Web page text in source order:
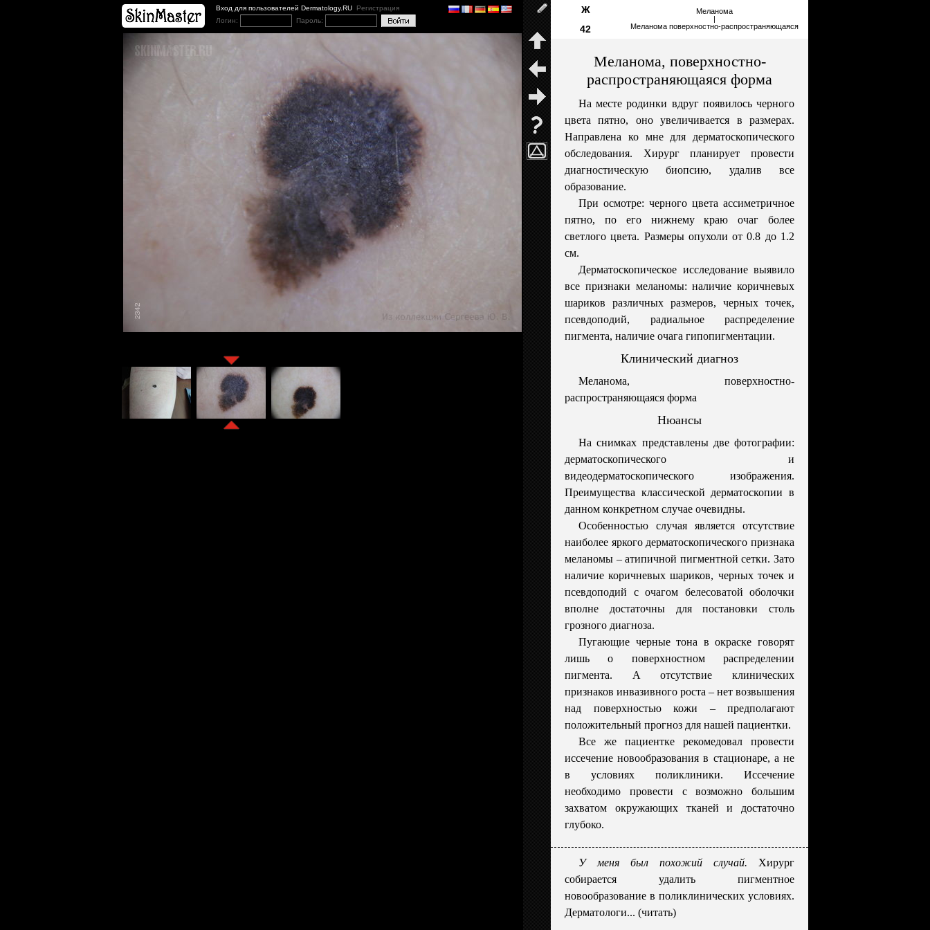
Вход для пользователей Dermatology.RU Регистрация
Логин:
Пароль:
Ж
42
Меланома
|
Меланома поверхностно-распространяющаяся
Меланома, поверхностно-
распространяющаяся форма
На месте родинки вдруг появилось черного
цвета пятно, оно увеличивается в размерах.
Направлена ко мне для дерматоскопического
обследования. Хирург планирует провести
диагностическую биопсию, удалив все
образование.
При осмотре: черного цвета ассиметричное
пятно, по его нижнему краю очаг более
светлого цвета. Размеры опухоли от 0.8 до 1.2
см.
Дерматоскопическое исследование выявило
все признаки меланомы: наличие коричневых
шариков различных размеров, черных точек,
псевдоподий, радиальное распределение
пигмента, наличие очага гипопигментации.
Клинический диагноз
Меланома, поверхностно-
распространяющаяся форма
Нюансы
На снимках представлены две фотографии:
дерматоскопического и
видеодерматоскопического изображения.
Преимущества классической дерматоскопии в
данном конкретном случае очевидны.
Особенностью случая является отсутствие
наиболее яркого дерматоскопического признака
меланомы – атипичной пигментной сетки. Зато
наличие коричневых шариков, черных точек и
псевдоподий с очагом белесоватой оболочки
вполне достаточны для постановки столь
грозного диагноза.
Пугающие черные тона в окраске говорят
лишь о поверхностном распределении
пигмента. А отсутствие клинических
признаков инвазивного роста – нет возвышения
над поверхностью кожи – предполагают
положительный прогноз для нашей пациентки.
Все же пациентке рекомедовал провести
иссечение новообразования в стационаре, а не
в условиях поликлиники. Иссечение
необходимо провести с возможно большим
захватом окружающих тканей и достаточно
глубоко.
У меня был похожий случай.
Хирург
собирается удалить пигментное
новообразование в поликлинических условиях.
Дерматологи... (читать)